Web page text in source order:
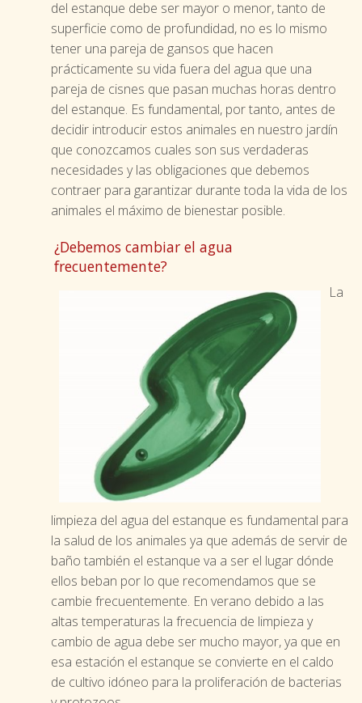
del estanque debe ser mayor o menor, tanto de
superficie como de profundidad, no es lo mismo
tener una pareja de gansos que hacen
prácticamente su vida fuera del agua que una
pareja de cisnes que pasan muchas horas dentro
del estanque. Es fundamental, por tanto, antes de
decidir introducir estos animales en nuestro jardín
que conozcamos cuales son sus verdaderas
necesidades y las obligaciones que debemos
contraer para garantizar durante toda la vida de los
animales el máximo de bienestar posible.
¿Debemos cambiar el agua
frecuentemente?
La
limpieza del agua del estanque es fundamental para
la salud de los animales ya que además de servir de
baño también el estanque va a ser el lugar dónde
ellos beban por lo que recomendamos que se
cambie frecuentemente. En verano debido a las
altas temperaturas la frecuencia de limpieza y
cambio de agua debe ser mucho mayor, ya que en
esa estación el estanque se convierte en el caldo
de cultivo idóneo para la proliferación de bacterias